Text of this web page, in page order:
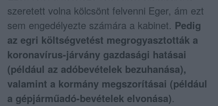
szeretett volna kölcsönt felvenni Eger, ám ezt
sem engedélyezte számára a kabinet. Pedig
az egri költségvetést megrogyasztották a
koronavírus-járvány gazdasági hatásai
(például az adóbevételek bezuhanása),
valamint a kormány megszorításai (például
a gépjárműadó-bevételek elvonása).